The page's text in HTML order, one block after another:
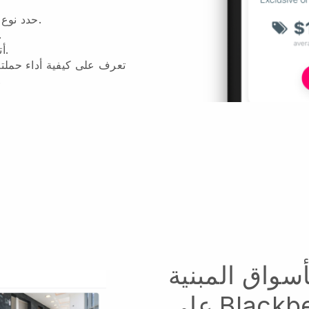
حدد نوع الخصم والخدمات المستهدفة والمبلغ.
النفوذ
أتمتة مدفوعات العمولات عبر الإنترنت.
تعرف على كيفية أداء
المبنية